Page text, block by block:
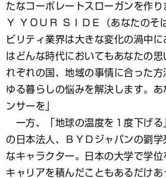
たなコーポレートスローガンを作り
Ｙ ＹＯＵＲ ＳＩＤＥ（あなたのそ
ビリティ業界は大きな変化の渦中
はどんな時代においてもあなたの
れぞれの国、地域の事情に合った方
ゆる暮らしの悩みを解決します。
ンサーを」
一方、「地球の温度を１度下げる
の日本法人、ＢＹＤジャパンの劉
なキャラクター。日本の大学で学
キャリアを積んだこともあるだけ